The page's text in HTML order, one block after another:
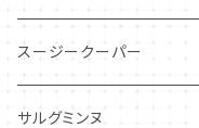
スージークーパー
パトリシアローズ
サルグミンヌ